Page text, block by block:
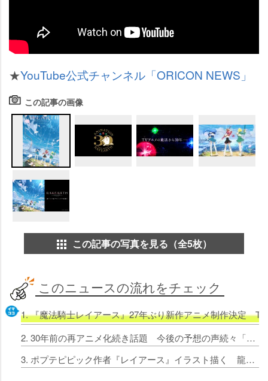
★YouTube公式チャンネル「ORICON NEWS」
この記事の画像
この記事の写真を見る（全5枚）
このニュースの流れをチェック
1. 『魔法騎士レイアース』27年ぶり新作アニメ制作決定
2. 30年前の再アニメ化続き話題 今後の予想の声続々「スレイヤーズとかセイバーマリオネット」「ラッキーマン」
3. ポプテピピック作者『レイアース』イラスト描く 龍咲海とモコナの2ショットに衝撃